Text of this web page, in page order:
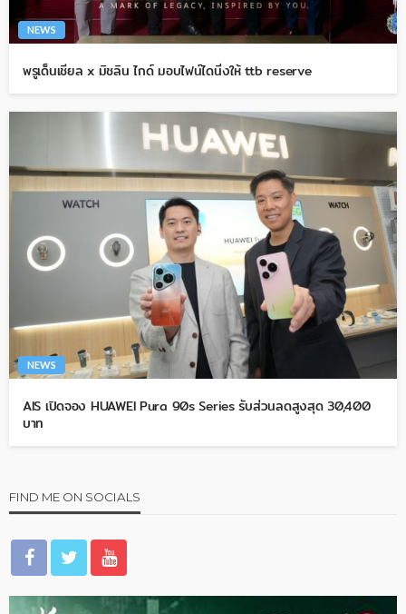
NEWS
พรูเด็นเชียล x มิชลิน ไกด์ มอบไฟน์ไดนิ่งให้ ttb reserve
NEWS
AIS เปิดจอง HUAWEI Pura 90s Series รับส่วนลดสูงสุด 30,400
บาท
FIND ME ON SOCIALS